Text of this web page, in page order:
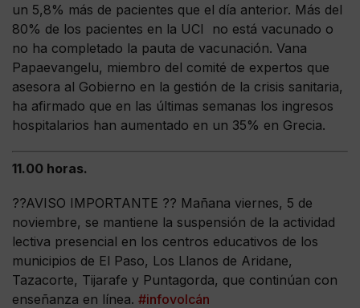
un 5,8% más de pacientes que el día anterior. Más del
80% de los pacientes en la UCI no está vacunado o
no ha completado la pauta de vacunación. Vana
Papaevangelu, miembro del comité de expertos que
asesora al Gobierno en la gestión de la crisis sanitaria,
ha afirmado que en las últimas semanas los ingresos
hospitalarios han aumentado en un 35% en Grecia.
11.00 horas.
??AVISO IMPORTANTE ?? Mañana viernes, 5 de
noviembre, se mantiene la suspensión de la actividad
lectiva presencial en los centros educativos de los
municipios de El Paso, Los Llanos de Aridane,
Tazacorte, Tijarafe y Puntagorda, que continúan con
enseñanza en línea. #infovolcán